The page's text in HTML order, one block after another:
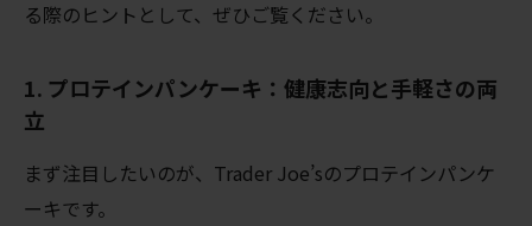
る際のヒントとして、ぜひご覧ください。
1. プロテインパンケーキ：健康志向と手軽さの両
立
まず注目したいのが、Trader Joe’sのプロテインパンケ
ーキです。